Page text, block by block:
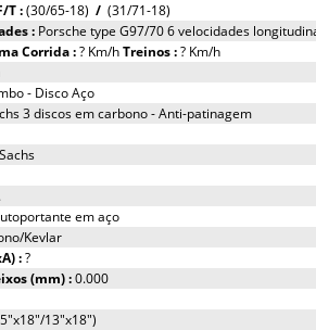
T :(30/65-18) / (31/71-18)
: Porsche type G97/70 6 velocidades
Corrida :? Km/hTreinos :? Km/h
- Disco Aço
3 discos em carbono - Anti-patinagem
Sachs
em aço
Kevlar
:?
(mm) :0.000
13"x18")